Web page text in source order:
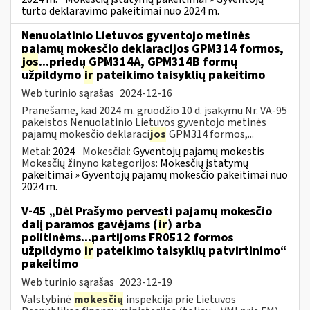
turto deklaravimo pakeitimai nuo 2024 m.
Nenuolatinio Lietuvos gyventojo metinės
pajamų mokesčio deklaracijos GPM314 formos,
jos...priedų GPM314A, GPM314B formų
užpildymo ir pateikimo taisyklių pakeitimo
Web turinio sąrašas 2024-12-16
Pranešame, kad 2024 m. gruodžio 10 d. įsakymu Nr. VA-95
pakeistos Nenuolatinio Lietuvos gyventojo metinės
pajamų mokesčio deklaracijos GPM314 formos,...
Metai: 2024 Mokesčiai:Gyventojų pajamų mokestis
Mokesčių žinyno kategorijos: Mokesčių įstatymų
pakeitimai » Gyventojų pajamų mokesčio pakeitimai nuo
2024 m.
V-45 „Dėl Prašymo pervesti pajamų mokesčio
dalį paramos gavėjams (ir) arba
politinėms...partijoms FR0512 formos
užpildymo ir pateikimo taisyklių patvirtinimo“
pakeitimo
Web turinio sąrašas 2023-12-19
Valstybinė mokesčių inspekcija prie Lietuvos